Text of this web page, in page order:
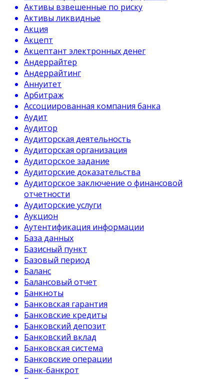
Активы взвешенные по риску
Активы ликвидные
Акция
Акцепт
Акцептант электронных денег
Андеррайтер
Андеррайтинг
Аннуитет
Арбитраж
Ассоциированная компания банка
Аудит
Аудитор
Аудиторская деятельность
Аудиторская организация
Аудиторское задание
Аудиторские доказательства
Аудиторское заключение о финансовой
отчетности
Аудиторские услуги
Аукцион
Аутентификация информации
База данных
Базисный пункт
Базовый период
Баланс
Балансовый отчет
Банкноты
Банковская гарантия
Банковские кредиты
Банковский депозит
Банковский вклад
Банковская система
Банковские операции
Банк-банкрот